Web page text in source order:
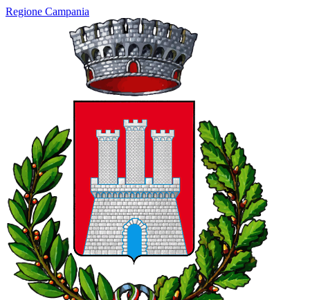
Regione Campania